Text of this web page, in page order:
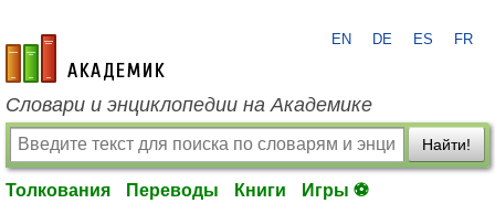
academic.ru
EN DE ES FR
Словари и энциклопедии на Академике
Найти!
Толкования Переводы Книги Игры ⚽